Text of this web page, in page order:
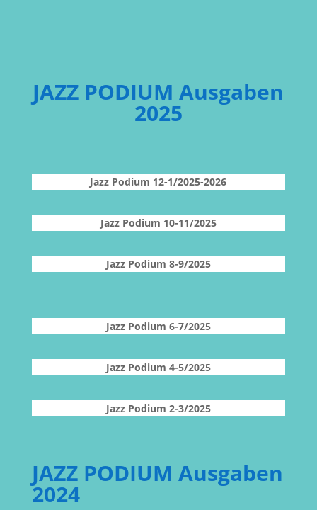
JAZZ PODIUM Ausgaben
2025
Jazz Podium 12-1/2025-2026
Jazz Podium 10-11/2025
Jazz Podium 8-9/2025
Jazz Podium 6-7/2025
Jazz Podium 4-5/2025
Jazz Podium 2-3/2025
JAZZ PODIUM Ausgaben
2024